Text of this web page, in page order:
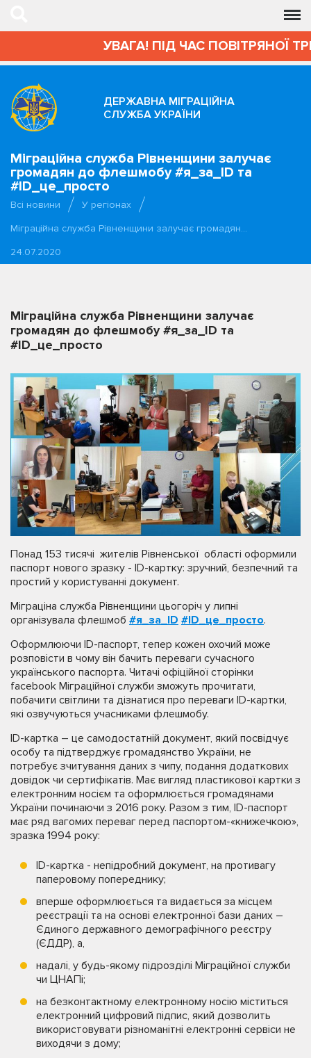
УВАГА! ПІД ЧАС ПОВІТРЯНОЇ
ДЕРЖАВНА МІГРАЦІЙНА
СЛУЖБА УКРАЇНИ
Міграційна служба Рівненщини залучає
громадян до флешмобу #я_за_ID та
#ID_це_просто
Всі новини
У регіонах
Міграційна служба Рівненщини залучає громадян…
24.07.2020
Міграційна служба Рівненщини залучає
громадян до флешмобу #я_за_ID та
#ID_це_просто
Понад 153 тисячі жителів Рівненської області оформили
паспорт нового зразку - ID-картку: зручний, безпечний та
простий у користуванні документ.
Міграціна служба Рівненщини цьогоріч у липні
організувала флешмоб #я_за_ID #ID_це_просто.
Оформлюючи ID-паспорт, тепер кожен охочий може
розповісти в чому він бачить переваги сучасного
українського паспорта. Читачі офіційної сторінки
facebook Міграційної служби зможуть прочитати,
побачити світлини та дізнатися про переваги ID-картки,
які озвучуються учасниками флешмобу.
ID-картка – це самодостатній документ, який посвідчує
особу та підтверджує громадянство України, не
потребує зчитування даних з чипу, подання додаткових
довідок чи сертифікатів. Має вигляд пластикової картки з
електронним носієм та оформлюється громадянами
України починаючи з 2016 року. Разом з тим, ID-паспорт
має ряд вагомих переваг перед паспортом-«книжечкою»,
зразка 1994 року:
ID-картка - непідробний документ, на противагу
паперовому попереднику;
вперше оформлюється та видається за місцем
реєстрації та на основі електронної бази даних –
Єдиного державного демографічного реєстру
(ЄДДР), а,
надалі, у будь-якому підрозділі Міграційної служби
чи ЦНАПі;
на безконтактному електронному носію міститься
електронний цифровий підпис, який дозволить
використовувати різноманітні електронні сервіси не
виходячи з дому;